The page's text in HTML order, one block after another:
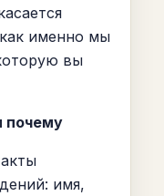
именно мы
вы
почему
имя,